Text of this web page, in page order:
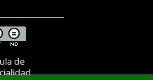
de